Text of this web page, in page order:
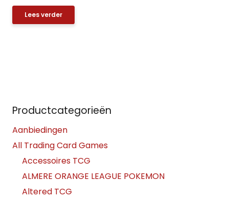
Lees verder
Productcategorieën
Aanbiedingen
All Trading Card Games
Accessoires TCG
ALMERE ORANGE LEAGUE POKEMON
Altered TCG